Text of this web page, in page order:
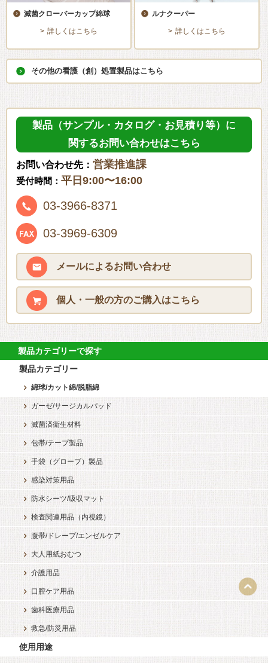
滅菌クローバーカップ綿球
詳しくはこちら
ルナクーパー
詳しくはこちら
その他の看護（創）処置製品はこちら
製品（サンプル・カタログ・お見積り等）に
関するお問い合わせはこちら
お問い合わせ先： 営業推進課
受付時間： 平日9:00〜16:00
03-3966-8371
03-3969-6309
メールによるお問い合わせ
個人・一般の方のご購入はこちら
製品カテゴリーで探す
製品カテゴリー
綿球/カット綿/脱脂綿
ガーゼ/サージカルパッド
滅菌済衛生材料
包帯/テープ製品
手袋（グローブ）製品
感染対策用品
防水シーツ/吸収マット
検査関連用品（内視鏡）
腹帯/ドレープ/エンゼルケア
大人用紙おむつ
介護用品
口腔ケア用品
歯科医療用品
救急/防災用品
使用用途